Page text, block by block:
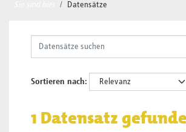
Datensätze
Sortieren nach
1 Datensatz